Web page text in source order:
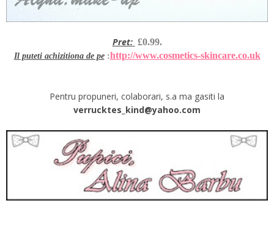
Pret: £0.99.
Il puteti achizitiona de pe:http://www.cosmetics-skincare.co.uk
Pentru propuneri, colaborari, s.a ma gasiti la
verrucktes_kind@yahoo.com